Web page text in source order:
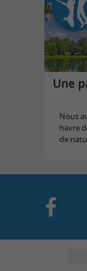
Une
Nous
havre
de